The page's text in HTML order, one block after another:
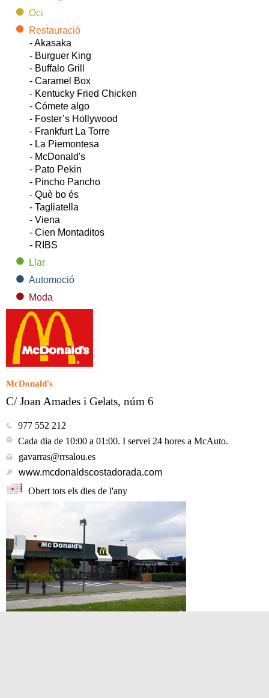
Oci
Restauració
- Akasaka
- Burguer King
- Buffalo Grill
- Caramel Box
- Kentucky Fried Chicken
- Cómete algo
- Foster’s Hollywood
- Frankfurt La Torre
- La Piemontesa
- McDonald's
- Pato Pekin
- Pincho Pancho
- Què bo és
- Tagliatella
- Viena
- Cien Montaditos
- RIBS
Llar
Automoció
Moda
McDonald's
C/ Joan Amades i Gelats, núm 6
977 552 212
Cada dia de 10:00 a 01:00. I servei 24 hores a McAuto.
gavarras@rrsalou.es
www.mcdonaldscostadorada.com
Obert tots els dies de l'any